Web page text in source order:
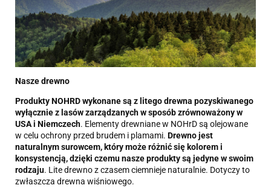
Nasze drewno
Produkty NOHRD wykonane są z litego drewna pozyskiwanego
wyłącznie z lasów zarządzanych w sposób zrównoważony w
USA i Niemczech. Elementy drewniane w NOHrD są olejowane
w celu ochrony przed brudem i plamami. Drewno jest
naturalnym surowcem, który może różnić się kolorem i
konsystencją, dzięki czemu nasze produkty są jedyne w swoim
rodzaju. Lite drewno z czasem ciemnieje naturalnie. Dotyczy to
zwłaszcza drewna wiśniowego.